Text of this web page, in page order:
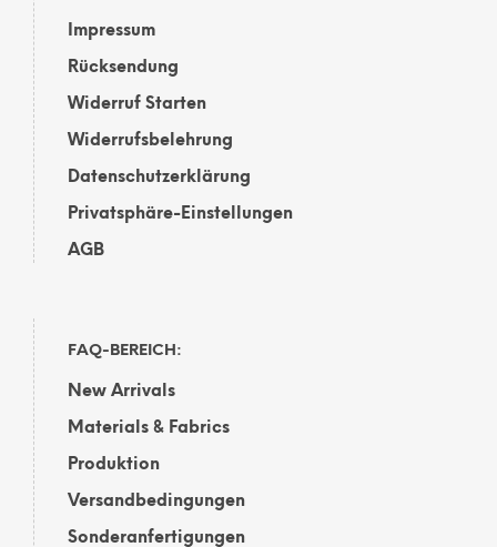
Impressum
Rücksendung
Widerruf Starten
Widerrufsbelehrung
Datenschutzerklärung
Privatsphäre-Einstellungen
AGB
FAQ-BEREICH:
New Arrivals
Materials & Fabrics
Produktion
Versandbedingungen
Sonderanfertigungen